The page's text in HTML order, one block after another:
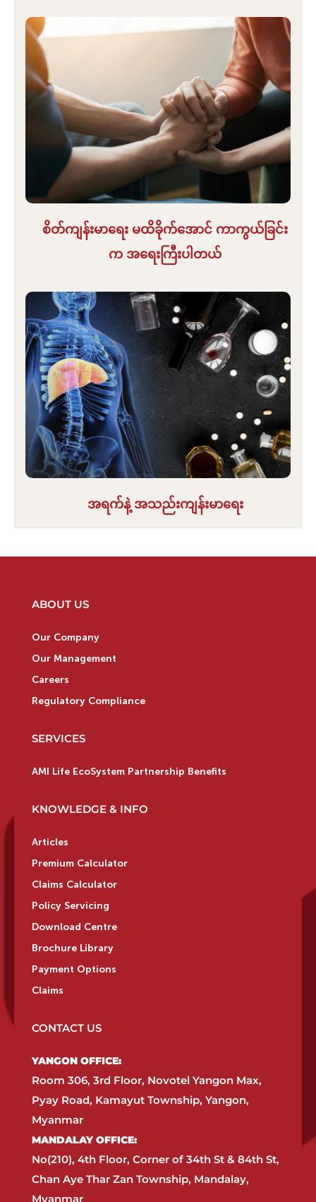
စိတ်ကျန်းမာရေး မထိခိုက်အောင် ကာကွယ်ခြင်း
က အရေးကြီးပါတယ်
အရက်နဲ့ အသည်းကျန်းမာရေး
ABOUT US
Our Company
Our Management
Careers
Regulatory Compliance
SERVICES
AMI Life EcoSystem Partnership Benefits
KNOWLEDGE & INFO
Articles
Premium Calculator
Claims Calculator
Policy Servicing
Download Centre
Brochure Library
Payment Options
Claims
CONTACT US
YANGON OFFICE:​
Room 306, 3rd Floor, Novotel Yangon Max,
Pyay Road, Kamayut Township, Yangon,
Myanmar​
MANDALAY OFFICE:​
No(210), 4th Floor, Corner of 34th St & 84th St,
Chan Aye Thar Zan Township, Mandalay,
Myanmar